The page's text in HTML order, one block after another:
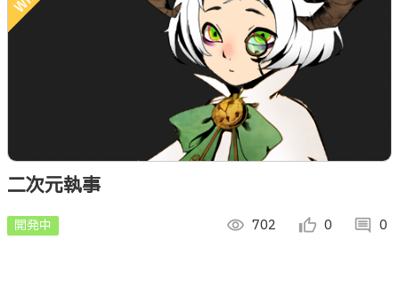
二次元執事
開発中 visibility 702 thumb_up_alt 0 comment 0